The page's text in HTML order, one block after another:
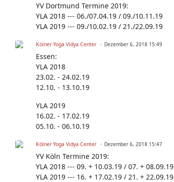
YV Dortmund Termine 2019:
YLA 2018 --- 06./07.04.19 / 09./10.11.19
YLA 2019 --- 09./10.02.19 / 21./22.09.19
Kölner Yoga Vidya Center Dezember 6, 2018 15:49
Essen:
YLA 2018
23.02. - 24.02.19
12.10. - 13.10.19
YLA 2019
16.02. - 17.02.19
05.10. - 06.10.19
Kölner Yoga Vidya Center Dezember 6, 2018 15:47
YV Köln Termine 2019:
YLA 2018 --- 09. + 10.03.19 / 07. + 08.09.19
YLA 2019 --- 16. + 17.02.19 / 21. + 22.09.19